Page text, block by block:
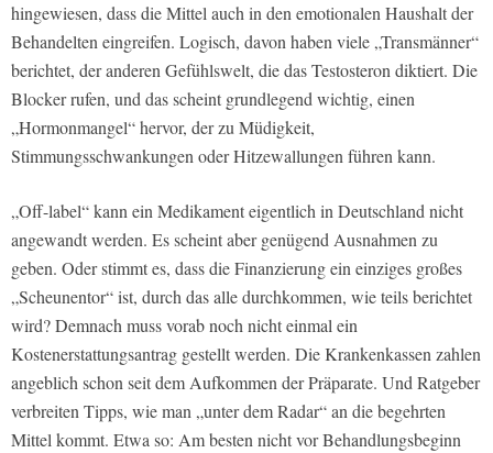
hingewiesen, dass die Mittel auch in den emotionalen Haushalt der
Behandelten eingreifen. Logisch, davon haben viele „Transmänner“
berichtet, der anderen Gefühlswelt, die das Testosteron diktiert. Die
Blocker rufen, und das scheint grundlegend wichtig, einen
„Hormonmangel“ hervor, der zu Müdigkeit,
Stimmungsschwankungen oder Hitzewallungen führen kann.
„Off-label“ kann ein Medikament eigentlich in Deutschland nicht
angewandt werden. Es scheint aber genügend Ausnahmen zu
geben. Oder stimmt es, dass die Finanzierung ein einziges großes
„Scheunentor“ ist, durch das alle durchkommen, wie teils berichtet
wird? Demnach muss vorab noch nicht einmal ein
Kostenerstattungsantrag gestellt werden. Die Krankenkassen zahlen
angeblich schon seit dem Aufkommen der Präparate. Und Ratgeber
verbreiten Tipps, wie man „unter dem Radar“ an die begehrten
Mittel kommt. Etwa so: Am besten nicht vor Behandlungsbeginn